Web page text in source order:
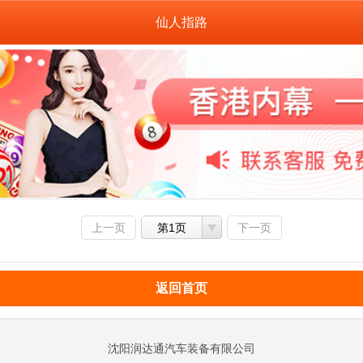
仙人指路
上一页 第1页 下一页
返回首页
沈阳润达通汽车装备有限公司